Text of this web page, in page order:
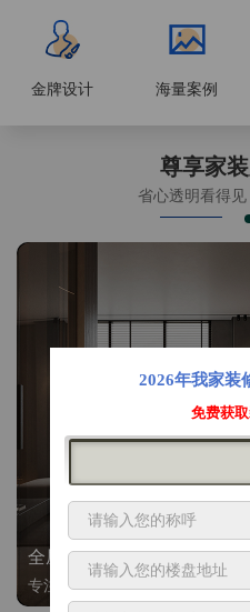
金牌设计 海量案例
尊享家
省心透明看得
全屋整装